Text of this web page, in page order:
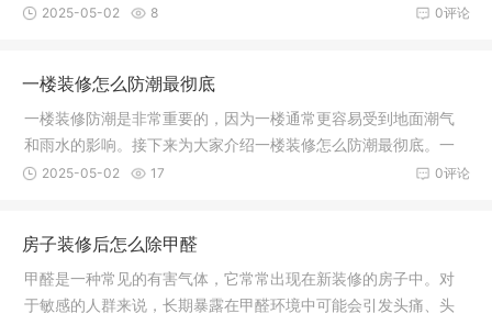
平方装修
0评论
2025-05-02 8
一楼装修怎么防潮最彻底
一楼装修防潮是非常重要的，因为一楼通常更容易受到地面潮气
和雨水的影响。接下来为大家介绍一楼装修怎么防潮最彻底。一
楼装修怎
0评论
2025-05-02 17
房子装修后怎么除甲醛
甲醛是一种常见的有害气体，它常常出现在新装修的房子中。对
于敏感的人群来说，长期暴露在甲醛环境中可能会引发头痛、头